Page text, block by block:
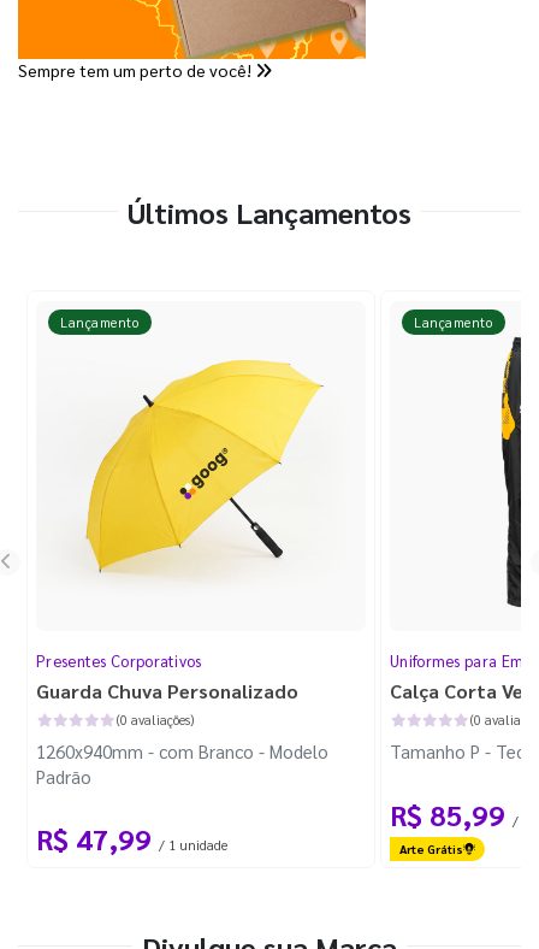
Sempre tem um perto de você!
Últimos Lançamentos
Lançamento
Presentes Corporativos
Guarda Chuva Personalizado
(0 avaliações)
1260x940mm - com Branco - Modelo
Padrão
R$ 47,99 / 1 unidade
Lançamento
Uniformes para
Calça Corta
(0
Tamanho P -
R$ 85,99 / 1
Arte Grátis